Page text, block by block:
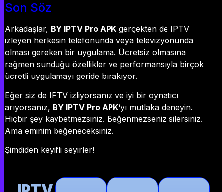
Son Söz
Arkadaşlar, BY IPTV Pro APK gerçekten de IPTV
izleyen herkesin telefonunda veya televizyonunda
olması gereken bir uygulama. Ücretsiz olmasına
rağmen sunduğu özellikler ve performansıyla birçok
ücretli uygulamayı geride bırakıyor.
Eğer siz de IPTV izliyorsanız ve iyi bir oynatıcı
arıyorsanız, BY IPTV Pro APK‘yı mutlaka deneyin.
Hiçbir şey kaybetmezsiniz. Beğenmezseniz silersiniz.
Ama eminim beğeneceksiniz.
Şimdiden keyifli seyirler!